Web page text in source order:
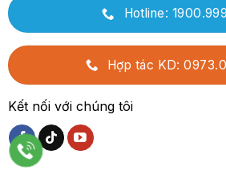
Hotline:
Hợp tác KD:
Kết nối với chúng tôi